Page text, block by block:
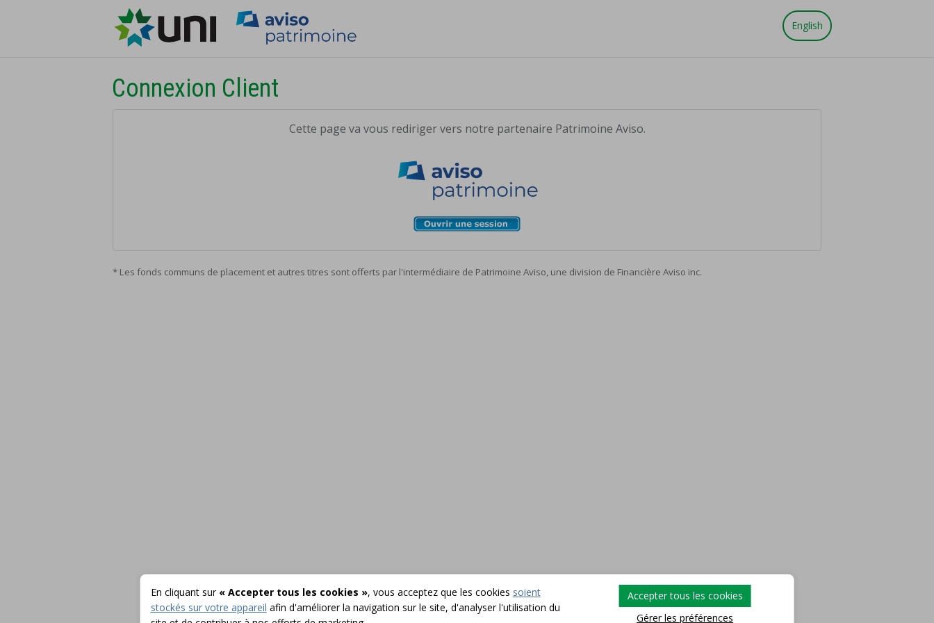
En cliquant sur « Accepter tous les cookies », vous acceptez que les cookies soient
stockés sur votre appareil afin d'améliorer la navigation sur le site, d'analyser l'utilisation du
Accepter tous les cookies
Gérer les préférences
English
Connexion Client
Cette page va vous rediriger vers notre partenaire Patrimoine Aviso.
* Les fonds communs de placement et autres titres sont offerts par l'intermédiaire de Patrimoine Aviso, une division de Financière Aviso inc.